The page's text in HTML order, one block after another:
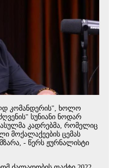
კომანდერის", ხოლო
სუნიანი ნოდარ
კადრებმა, რომელიც
მოქალაქეების ცემას
- წერს ჟურნალისტი